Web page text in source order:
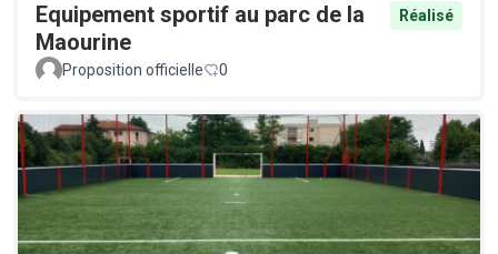
Equipement sportif au parc de la
Maourine
Réalisé
Proposition officielle 0